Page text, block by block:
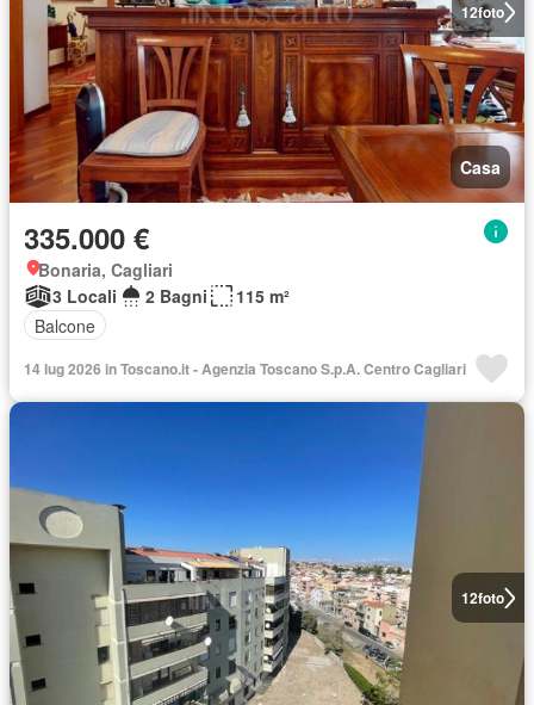
12foto
Casa
335.000 €
Bonaria, Cagliari
3 Locali
2 Bagni
115 m²
Balcone
14 lug 2026 in Toscano.it - Agenzia Toscano S.p.A. Centro Cagliari
12foto